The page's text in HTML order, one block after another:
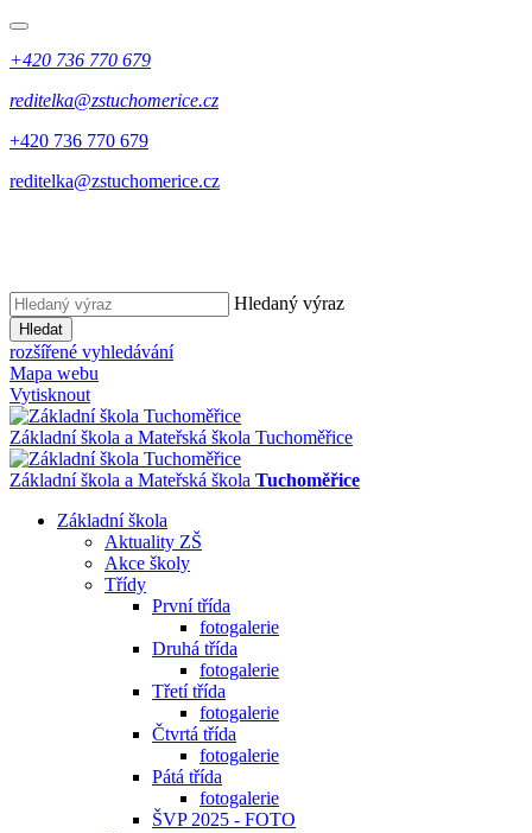
+420 736 770 679
reditelka@zstuchomerice.cz
+420 736 770 679
reditelka@zstuchomerice.cz
Hledaný výraz
Hledat
rozšířené vyhledávání
Mapa webu
Vytisknout
Základní škola a Mateřská škola Tuchoměřice
Základní škola a Mateřská škola Tuchoměřice
Základní škola
Aktuality ZŠ
Akce školy
Třídy
První třída
fotogalerie
Druhá třída
fotogalerie
Třetí třída
fotogalerie
Čtvrtá třída
fotogalerie
Pátá třída
fotogalerie
ŠVP 2025 - FOTO